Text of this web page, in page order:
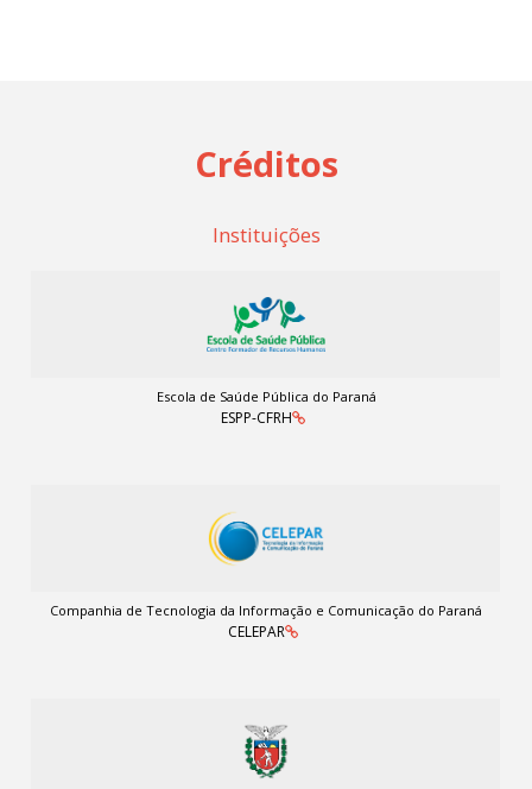
Créditos
Instituições
Escola de Saúde Pública do Paraná
ESPP-CFRH
Companhia de Tecnologia da Informação e Comunicação do Paraná
CELEPAR